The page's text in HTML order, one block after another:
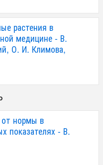
растения в
медицине - В.
О. И. Климова,
нормы в
показателях - В.